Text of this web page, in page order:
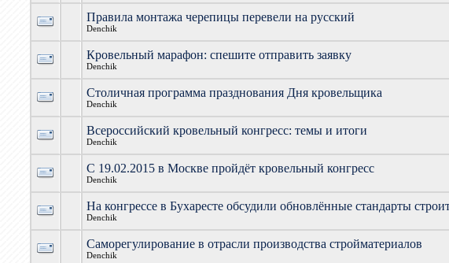
Правила монтажа черепицы перевели на русский
Denchik
Кровельный марафон: спешите отправить заявку
Denchik
Столичная программа празднования Дня кровельщика
Denchik
Всероссийский кровельный конгресс: темы и итоги
Denchik
С 19.02.2015 в Москве пройдёт кровельный конгресс
Denchik
На конгрессе в Бухаресте обсудили обновлённые стандарты
Denchik
Саморегулирование в отрасли производства стройматериалов
Denchik